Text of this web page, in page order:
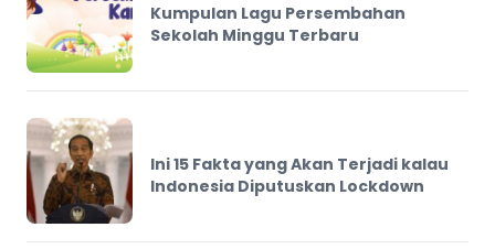
Kumpulan Lagu Persembahan
Sekolah Minggu Terbaru
Ini 15 Fakta yang Akan Terjadi kalau
Indonesia Diputuskan Lockdown